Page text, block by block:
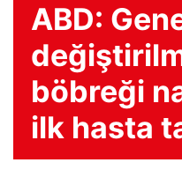
ABD:
böbreği
ilk hasta